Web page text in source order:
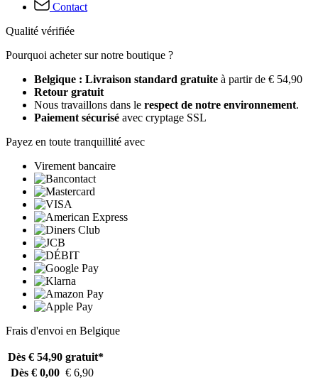
Contact
Qualité vérifiée
Pourquoi acheter sur notre boutique ?
Belgique : Livraison standard gratuite à partir de € 54,90
Retour gratuit
Nous travaillons dans le respect de notre environnement.
Paiement sécurisé avec cryptage SSL
Payez en toute tranquillité avec
Virement bancaire
Frais d'envoi en Belgique
Dès € 54,90 gratuit*
Dès € 0,00 € 6,90